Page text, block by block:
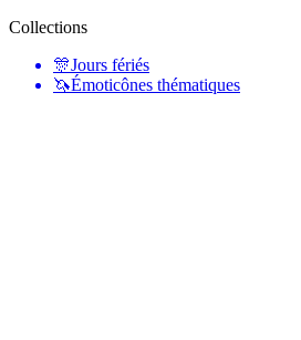
Collections
🎊Jours fériés
🦄Émoticônes thématiques